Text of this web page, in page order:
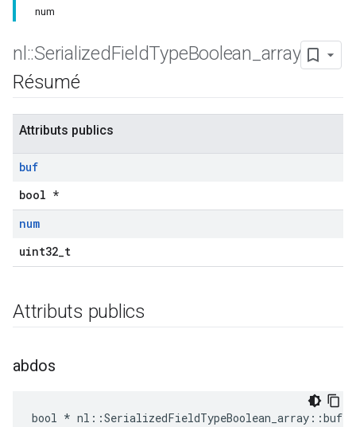
num
nl ::SerializedFieldTypeBoolean array
Résumé
Attributs publics
buf
bool *
num
uint32_t
Attributs publics
abdos
bool * nl::SerializedFieldTypeBoolean_array::buf